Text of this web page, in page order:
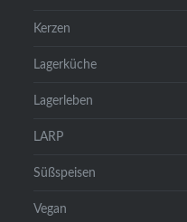
Kerzen
Lagerküche
Lagerleben
LARP
Süßspeisen
Vegan